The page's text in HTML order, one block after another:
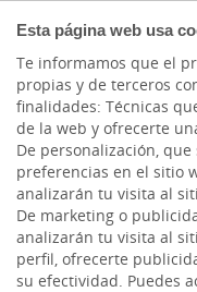
Esta página web usa
Te informamos que el
propias y de terceros
finalidades: Técnicas
de la web y ofrecerte
De personalización,
preferencias en el sitio
analizarán tu visita al
De marketing o
analizarán tu visita al
perfil, ofrecerte
su efectividad. Puedes